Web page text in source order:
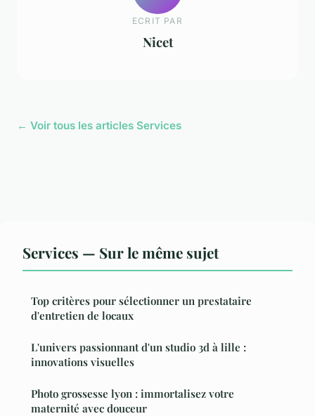
ECRIT PAR
Nicet
← Voir tous les articles Services
Services — Sur le même sujet
Top critères pour sélectionner un prestataire
d'entretien de locaux
L'univers passionnant d'un studio 3d à lille :
innovations visuelles
Photo grossesse lyon : immortalisez votre
maternité avec douceur